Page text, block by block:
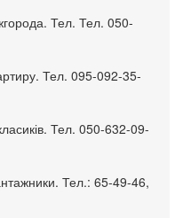
Тел. Тел. 050-
Тел. 095-092-35-
Тел. 050-632-09-
Тел.: 65-49-46,